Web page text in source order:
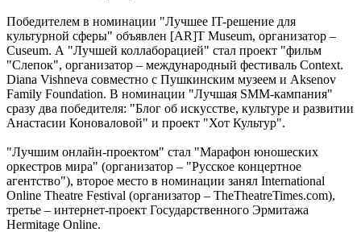
Победителем в номинации "Лучшее IT-решение для
культурной сферы" объявлен [AR]T Museum, организатор –
Cuseum. А "Лучшей коллаборацией" стал проект "фильм
"Слепок", организатор – международный фестиваль Context.
Diana Vishneva совместно с Пушкинским музеем и Aksenov
Family Foundation. В номинации "Лучшая SMM-кампания"
сразу два победителя: "Блог об искусстве, культуре и развитии
Анастасии Коноваловой" и проект "Хот Культур".
"Лучшим онлайн-проектом" стал "Марафон юношеских
оркестров мира" (организатор – "Русское концертное
агентство"), второе место в номинации занял International
Online Theatre Festival (организатор – TheTheatreTimes.com),
третье – интернет-проект Государственного Эрмитажа
Hermitage Online.